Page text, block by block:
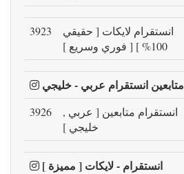
3923
انستقرام لايكات [ حقيقي
100% ] [ فوري وسريع ]
متابعين انستقرام عربي - خليجي
3926
انستقرام متابعين [ عربي ,
خليجي ]
انستقرام - لايكات [ مميزة ]